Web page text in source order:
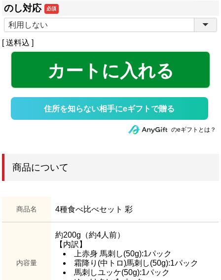
カートに入れる
のし対応
(必
須)
送料込
住所を知らない相手にeギフトで贈る
のeギフトとは？
商品について
商品名 4種食べ比べセット 彩
内容量
約200g（約4人前）
【内訳】
上赤身 馬刺し(50g):1パック
霜降り(中トロ)馬刺し(50g):1パック
馬刺しユッケ(50g):1パック